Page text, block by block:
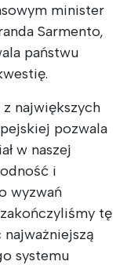
minister
Sarmento,
państwu
największych
pozwala
w naszej
i
wyzwań
tę
systemu